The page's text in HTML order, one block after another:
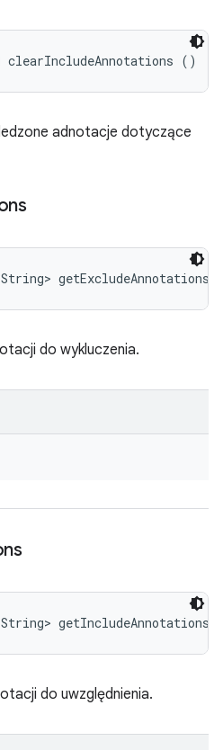
()
adnotacje dotyczące
getExcludeAnnotations
do wykluczenia.
getIncludeAnnotations
do uwzględnienia.